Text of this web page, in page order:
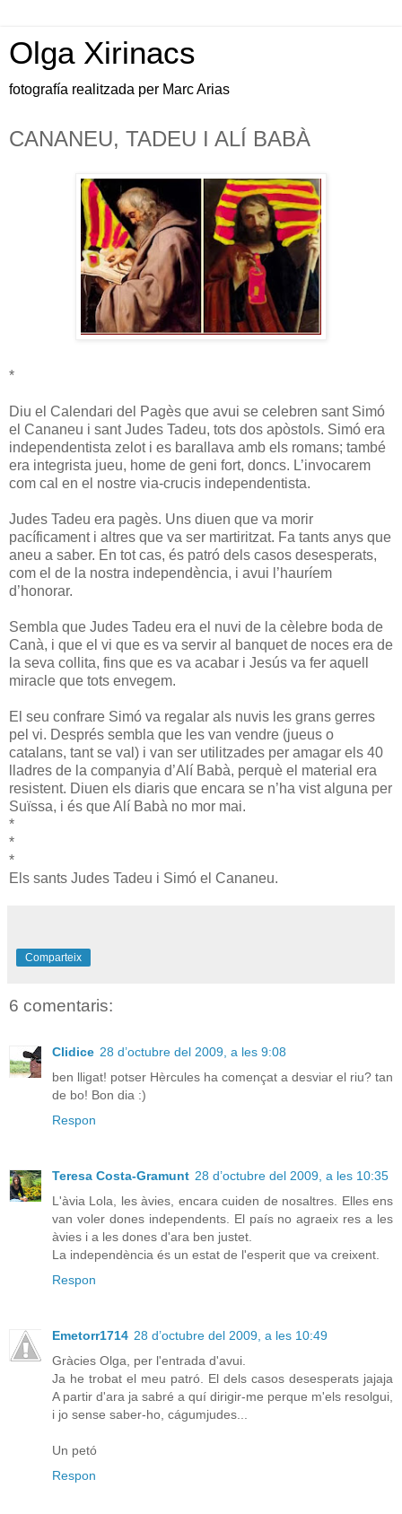
Olga Xirinacs
fotografía realitzada per Marc Arias
CANANEU, TADEU I ALÍ BABÀ
*
Diu el Calendari del Pagès que avui se celebren sant Simó
el Cananeu i sant Judes Tadeu, tots dos apòstols. Simó era
independentista zelot i es barallava amb els romans; també
era integrista jueu, home de geni fort, doncs. L’invocarem
com cal en el nostre via-crucis independentista.
Judes Tadeu era pagès. Uns diuen que va morir
pacíficament i altres que va ser martiritzat. Fa tants anys que
aneu a saber. En tot cas, és patró dels casos desesperats,
com el de la nostra independència, i avui l’hauríem
d’honorar.
Sembla que Judes Tadeu era el nuvi de la cèlebre boda de
Canà, i que el vi que es va servir al banquet de noces era de
la seva collita, fins que es va acabar i Jesús va fer aquell
miracle que tots envegem.
El seu confrare Simó va regalar als nuvis les grans gerres
pel vi. Després sembla que les van vendre (jueus o
catalans, tant se val) i van ser utilitzades per amagar els 40
lladres de la companyia d’Alí Babà, perquè el material era
resistent. Diuen els diaris que encara se n’ha vist alguna per
Suïssa, i és que Alí Babà no mor mai.
*
*
*
Els sants Judes Tadeu i Simó el Cananeu.
Comparteix
6 comentaris:
Clidice 28 d’octubre del 2009, a les 9:08
ben lligat! potser Hèrcules ha començat a desviar el riu? tan
de bo! Bon dia :)
Respon
Teresa Costa-Gramunt 28 d’octubre del 2009, a les 10:35
L'àvia Lola, les àvies, encara cuiden de nosaltres. Elles ens
van voler dones independents. El país no agraeix res a les
àvies i a les dones d'ara ben justet.
La independència és un estat de l'esperit que va creixent.
Respon
Emetorr1714 28 d’octubre del 2009, a les 10:49
Gràcies Olga, per l'entrada d'avui.
Ja he trobat el meu patró. El dels casos desesperats jajaja
A partir d'ara ja sabré a quí dirigir-me perque m'els resolgui,
i jo sense saber-ho, cágumjudes...
Un petó
Respon